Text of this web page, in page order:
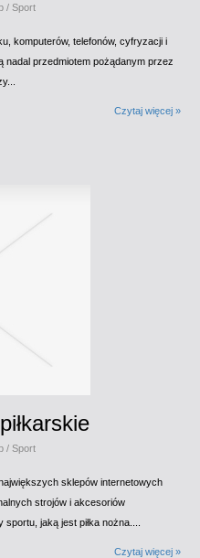
/ Sport
komputerów, telefonów, cyfryzacji i
przedmiotem pożądanym przez
Czytaj więcej »
/ Sport
sklepów internetowych
strojów i akcesoriów
jaką jest piłka nożna....
Czytaj więcej »